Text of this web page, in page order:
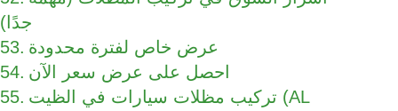
جدًا)
عرض خاص لفترة محدودة
احصل على عرض سعر الآن
تركيب مظلات سيارات في الظيت (AL